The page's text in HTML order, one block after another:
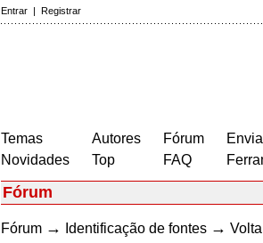
Entrar | Registrar
Temas
Novidades
Autores
Top
Fórum
FAQ
Fórum
Fórum → Identificação de fontes →